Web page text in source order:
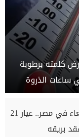
كلمته برطوبة
ساعات الذروة
أسعار الذهب اليوم الأربعاء في مصر.. عيار 21
بريقه